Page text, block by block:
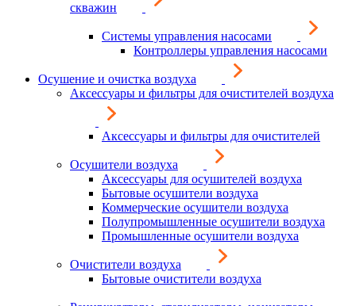
скважин
Системы управления насосами
Контроллеры управления насосами
Осушение и очистка воздуха
Аксессуары и фильтры для очистителей воздуха
Аксессуары и фильтры для очистителей
Осушители воздуха
Аксессуары для осушителей воздуха
Бытовые осушители воздуха
Коммерческие осушители воздуха
Полупромышленные осушители воздуха
Промышленные осушители воздуха
Очистители воздуха
Бытовые очистители воздуха